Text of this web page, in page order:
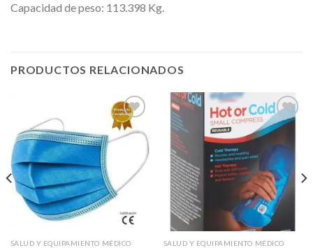
Capacidad de peso: 113.398 Kg.
PRODUCTOS RELACIONADOS
Añadir
a la
SALUD Y EQUIPAMIENTO MÉDICO
Añadir
lista de
deseos
SALUD Y EQUIPAMIENTO MÉDICO